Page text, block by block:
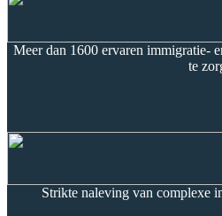
Meer dan 1600 ervaren immigratie-
te
Strikte naleving van complexe